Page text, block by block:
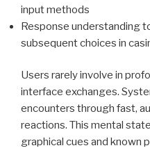
input methods
Response understanding
subsequent choices in
Users rarely involve in
interface exchanges.
encounters through fast,
reactions. This mental
graphical cues and known